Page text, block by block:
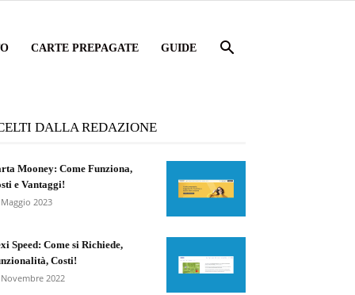
CARTE PREPAGATE GUIDE
DALLA REDAZIONE
Mooney: Come Funziona,
e Vantaggi!
2023
Speed: Come si Richiede,
Costi!
Novembre 2022